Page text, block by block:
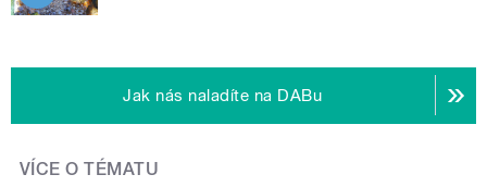
Jak nás naladíte na DABu
VÍCE O TÉMATU